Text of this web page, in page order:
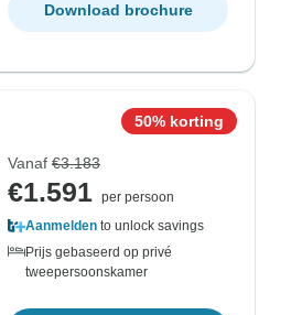
Download brochure
50% korting
Vanaf €3.183
€1.591 per persoon
Aanmelden to unlock savings
Prijs gebaseerd op privé
tweepersoonskamer